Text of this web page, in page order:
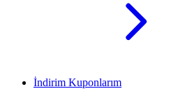
İndirim Kuponlarım